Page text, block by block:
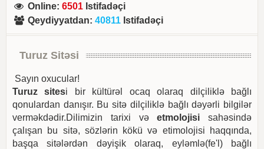
Online:6501 Istifadəçi
Qeydiyyatdan:40811 Istifadəçi
Turuz Sitəsi
Sayın oxucular!
Turuz sitesi bir kültürəl ocaq olaraq dilçiliklə bağlı
qonulardan danışır. Bu sitə dilçiliklə bağlı dəyərli bilgilər
verməkdədir.Dilimizin tarixi vəetmolojisi sahəsində
çalışan bu sitə, sözlərin kökü və etimolojisi haqqında,
başqa sitələrdən dəyişik olaraq, eyləmlə(fe'l) bağlı